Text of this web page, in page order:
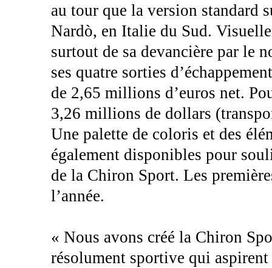
au tour que la version standard
Nardò, en Italie du Sud.
surtout de sa devancière par le
ses quatre sorties
de 2,65 millions d’euros net.
3,26 millions de dollars
Une palette de coloris et des
également disponibles pour
de la Chiron Sport. Les
l’année.
« Nous avons créé la Chiron
résolument sportive qui